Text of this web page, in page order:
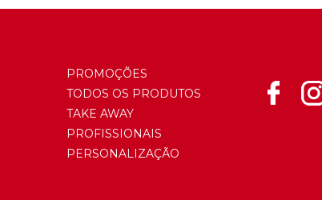
PROMOÇÕES
TODOS OS PRODUTOS
TAKE AWAY
PROFISSIONAIS
PERSONALIZAÇÃO